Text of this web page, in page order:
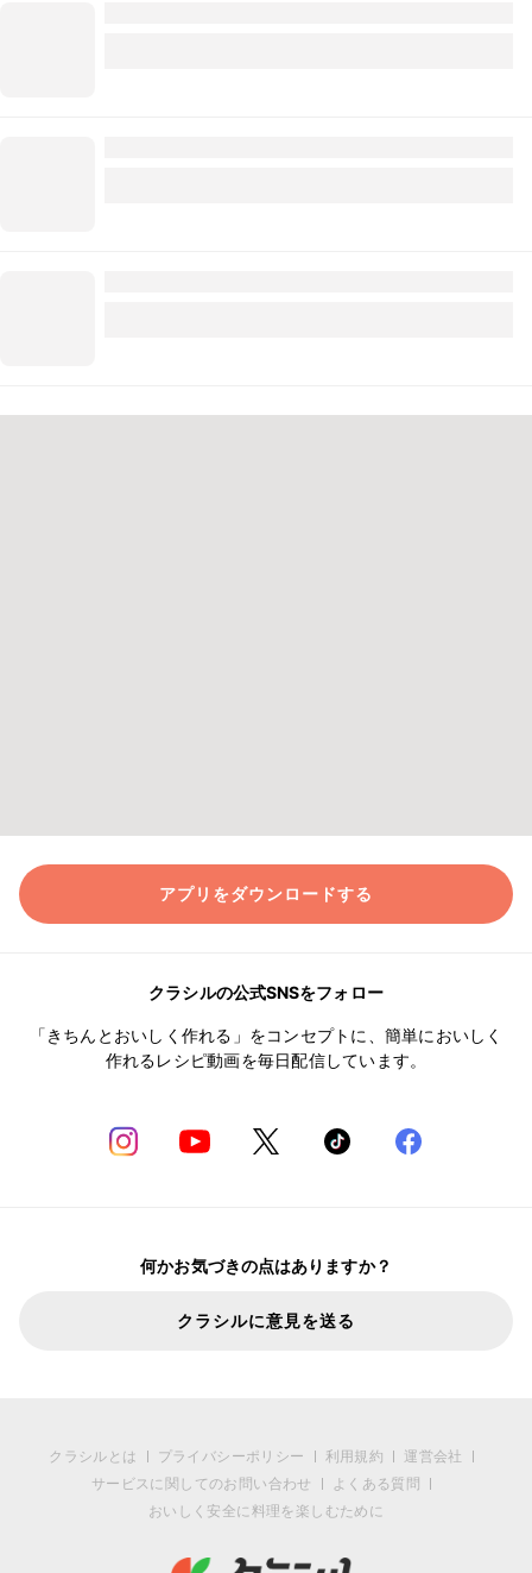
アプリをダウンロードする
クラシルの公式SNSをフォロー
「きちんとおいしく作れる」をコンセプトに、簡単においしく
作れるレシピ動画を毎日配信しています。
何かお気づきの点はありますか？
クラシルに意見を送る
クラシルとは プライバシーポリシー 利用規約
運営会社
サービスに関してのお問い合わせ
よくある質問
おいしく安全に料理を楽しむために